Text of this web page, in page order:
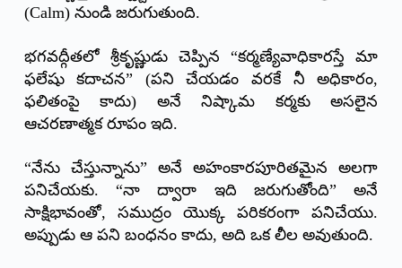
(Calm) నుండి జరుగుతుంది.
భగవద్గీతలో శ్రీకృష్ణుడు చెప్పిన “కర్మణ్యేవాధికారస్తే మా
ఫలేషు కదాచన” (పని చేయడం వరకే నీ అధికారం,
ఫలితంపై కాదు) అనే నిష్కామ కర్మకు అసలైన
ఆచరణాత్మక రూపం ఇది.
“నేను చేస్తున్నాను” అనే అహంకారపూరితమైన అలగా
పనిచేయకు. “నా ద్వారా ఇది జరుగుతోంది” అనే
సాక్షిభావంతో, సముద్రం యొక్క పరికరంగా పనిచేయు.
అప్పుడు ఆ పని బంధనం కాదు, అది ఒక లీల అవుతుంది.